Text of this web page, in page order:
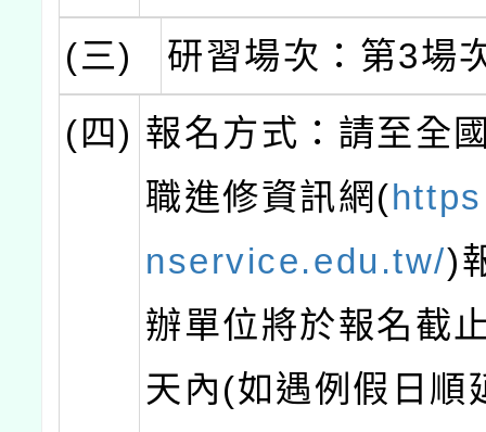
(三)
研習場次：第3場
(四) 報名方式：請至全
職進修資訊網(
nservice.edu.tw/)
辦單位將於報名截
天內(如遇例假日順